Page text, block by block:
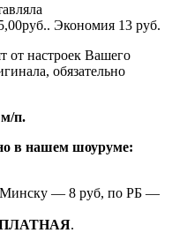
Экономия 13 руб.
от настроек Вашего
обязательно
п.
в нашем шоуруме:
Минску — 8 руб, по РБ —
.